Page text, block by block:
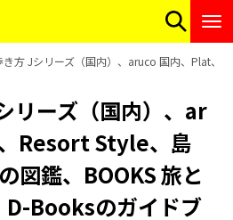
き方 Jシリーズ（国内）、aruco 国内、Plat、
リーズ（国内）、ar
Resort Style、島
図鑑、BOOKS 旅と
D-Booksのガイドブ